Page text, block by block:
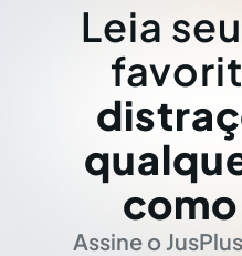
Leia
Assine o